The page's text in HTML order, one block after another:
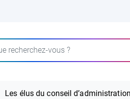
Les élus du conseil d’administration